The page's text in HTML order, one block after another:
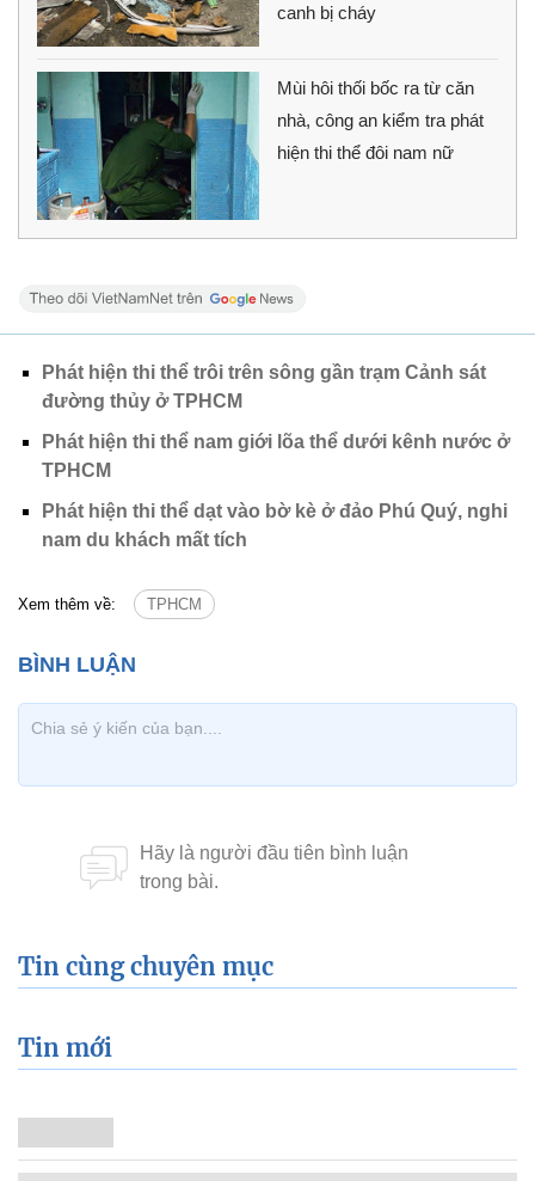
canh bị cháy
Mùi hôi thối bốc ra từ căn
nhà, công an kiểm tra phát
hiện thi thể đôi nam nữ
Phát hiện thi thể trôi trên sông gần trạm Cảnh sát
đường thủy ở TPHCM
Phát hiện thi thể nam giới lõa thể dưới kênh nước ở
TPHCM
Phát hiện thi thể dạt vào bờ kè ở đảo Phú Quý, nghi
nam du khách mất tích
Xem thêm về: TPHCM
Tin cùng chuyên mục
Tin mới